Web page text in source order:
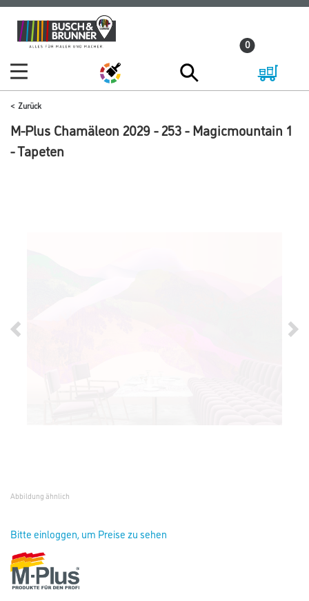
Zum
Inhalt
Zum
Navigationsmenü
0
Zurück
M-Plus Chamäleon 2029 - 253 - Magicmountain 1
- Tapeten
Abbildung ähnlich
Bitte einloggen, um Preise zu sehen